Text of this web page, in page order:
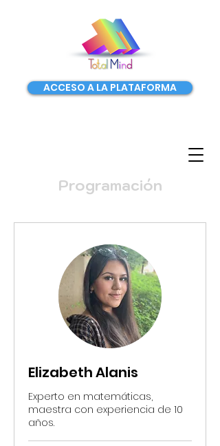
ACCESO A LA PLATAFORMA
Programación
Elizabeth Alanis
Experto en matemáticas,
maestra con experiencia de 10
años.